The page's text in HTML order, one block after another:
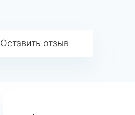
Оставить отзыв